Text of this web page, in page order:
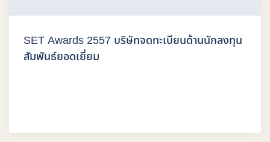
SET Awards 2557 บริษัทจดทะเบียนด้านนักลงทุน
สัมพันธ์ยอดเยี่ยม